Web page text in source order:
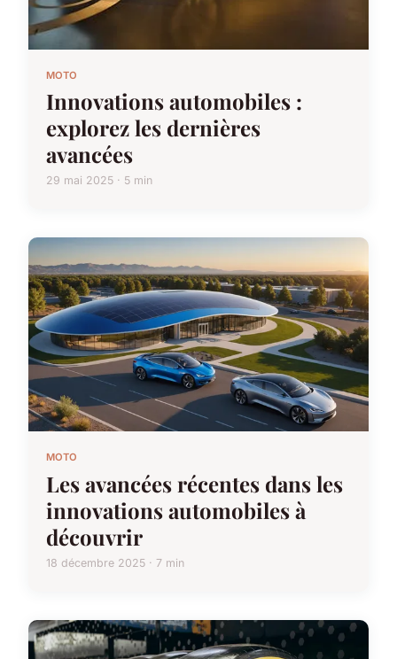
MOTO
Innovations automobiles :
explorez les dernières
avancées
29 mai 2025 · 5 min
MOTO
Les avancées récentes dans les
innovations automobiles à
découvrir
18 décembre 2025 · 7 min